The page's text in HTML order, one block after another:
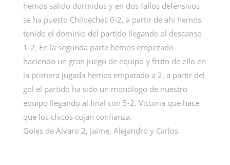
hemos salido dormidos y en dos fallos defensivos
se ha puesto Chiloeches 0-2, a partir de ahí hemos
tenido el dominio del partido llegando al descanso
1-2. En la segunda parte hemos empezado
haciendo un gran juego de equipo y fruto de ello en
la primera jugada hemos empatado a 2, a partir del
gol el partido ha sido un monólogo de nuestro
equipo llegando al final con 5-2. Victoria que hace
que los chicos cojan confianza.
Goles de Álvaro 2, Jaime, Alejandro y Carlos